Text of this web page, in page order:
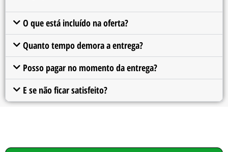
O que está incluído na oferta?
Quanto tempo demora a entrega?
Posso pagar no momento da entrega?
E se não ficar satisfeito?